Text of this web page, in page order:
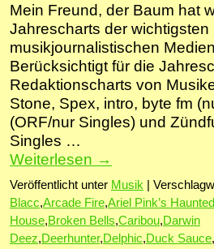
Mein Freund, der Baum hat
Jahrescharts der wichtigsten
musikjournalistischen
Berücksichtigt für die
Redaktionscharts von
Stone, Spex, intro, byte fm
(ORF/nur Singles) und
Singles …
Weiterlesen →
Veröffentlicht unter Musik
Blacc,Arcade Fire,Ariel Pink’s
House,Broken Bells,Caribou,Darwin
Deez,Deerhunter,Delphic,Duck Sauce,